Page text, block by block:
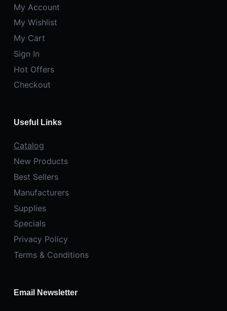
My Account
My Wishlist
My Cart
Sign In
Hot Offers
Checkout
Useful Links
Catalog
New Products
Best Sellers
Manufacturers
Supplies
Specials
Privacy Policy
Terms & Conditions
Email Newsletter